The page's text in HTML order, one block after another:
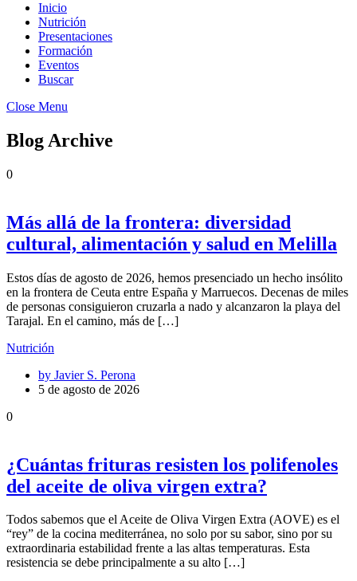
Inicio
Nutrición
Presentaciones
Formación
Eventos
Buscar
Close Menu
Blog Archive
0
Más allá de la frontera: diversidad
cultural, alimentación y salud en Melilla
Estos días de agosto de 2026, hemos presenciado un hecho insólito
en la frontera de Ceuta entre España y Marruecos. Decenas de miles
de personas consiguieron cruzarla a nado y alcanzaron la playa del
Tarajal. En el camino, más de […]
Nutrición
by Javier S. Perona
5 de agosto de 2026
0
¿Cuántas frituras resisten los polifenoles
del aceite de oliva virgen extra?
Todos sabemos que el Aceite de Oliva Virgen Extra (AOVE) es el
“rey” de la cocina mediterránea, no solo por su sabor, sino por su
extraordinaria estabilidad frente a las altas temperaturas. Esta
resistencia se debe principalmente a su alto […]